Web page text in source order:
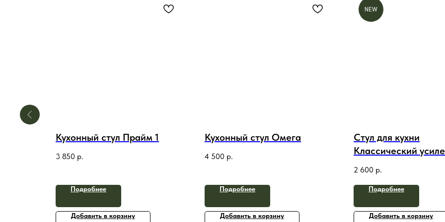
Кухонный стул Прайм 1
3 850 р.
Подробнее
Добавить в корзину
Кухонный стул Омега
4 500 р.
Подробнее
Добавить в корзину
NEW
Стул для кухни
Классический
металлическом
2 600 р.
Подробнее
Добавить в корзину